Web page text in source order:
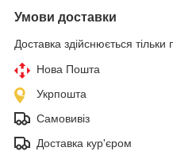
Умови доставки
Доставка здійснюється тільки
Нова Пошта
Укрпошта
Самовивіз
Доставка кур'єром